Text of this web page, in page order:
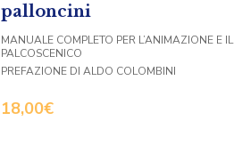
palloncini
18,00€
MANUALE COMPLETO PER L’ANIMAZIONE E IL
PALCOSCENICO
PREFAZIONE DI ALDO COLOMBINI